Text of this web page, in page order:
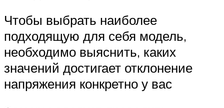
Чтобы выбрать наиболее
подходящую для себя модель,
необходимо выяснить, каких
значений достигает отклонение
напряжения конкретно у вас